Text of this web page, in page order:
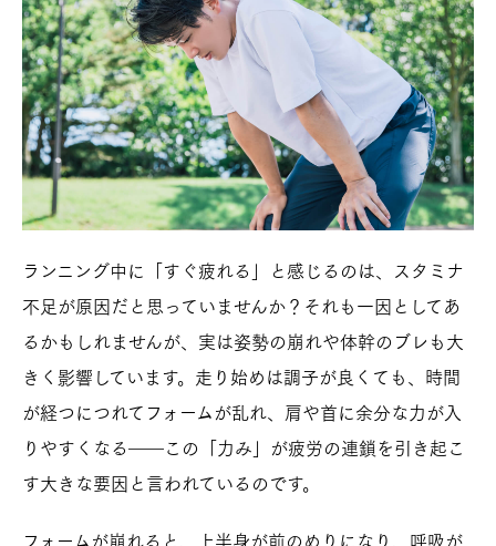
ランニング中に「すぐ疲れる」と感じるのは、スタミナ
不足が原因だと思っていませんか？それも一因としてあ
るかもしれませんが、実は姿勢の崩れや体幹のブレも大
きく影響しています。走り始めは調子が良くても、時間
が経つにつれてフォームが乱れ、肩や首に余分な力が入
りやすくなる――この「力み」が疲労の連鎖を引き起こ
す大きな要因と言われているのです。
フォームが崩れると、上半身が前のめりになり、呼吸が